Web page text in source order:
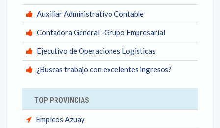
Auxiliar Administrativo Contable
Contadora General -Grupo Empresarial
Ejecutivo de Operaciones Logisticas
¿Buscas trabajo con excelentes ingresos?
TOP PROVINCIAS
Empleos Azuay